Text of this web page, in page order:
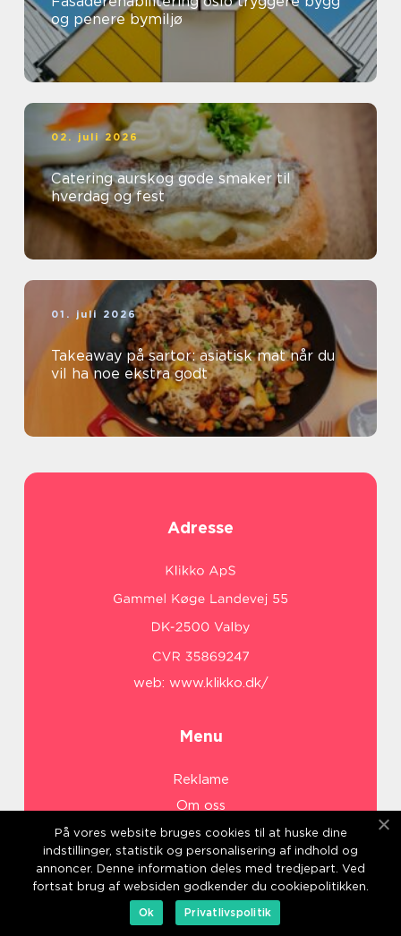
og penere bymiljø
02. juli 2026
Catering aurskog gode smaker til
hverdag og fest
01. juli 2026
Takeaway på sartor: asiatisk mat når du
vil ha noe ekstra godt
Adresse
web: www.klikko.dk/
Menu
Reklame
Om oss
Cookies
Kontakt Oss
Sitemap
På vores website bruges cookies til at huske dine
indstillinger, statistik og personalisering af indhold og
annoncer. Denne information deles med tredjepart. Ved
fortsat brug af websiden godkender du cookiepolitikken.
Ok
Privatlivspolitik